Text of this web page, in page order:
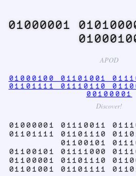
01000001
APOD
01000100 01101001
01101111 01110110
00100001
Discover!
01000001 01110011
01101111 01101110
01100101
01100101 01111000
01100001 01101110
01101001 01101111